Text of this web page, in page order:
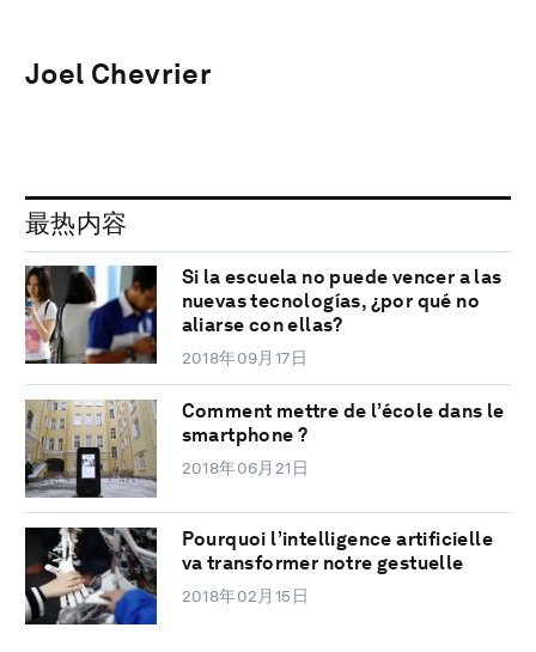
Joel Chevrier
最热内容
Si la escuela no puede vencer a las
nuevas tecnologías, ¿por qué no
aliarse con ellas?
2018年09月17日
Comment mettre de l’école dans le
smartphone ?
2018年06月21日
Pourquoi l’intelligence artificielle
va transformer notre gestuelle
2018年02月15日